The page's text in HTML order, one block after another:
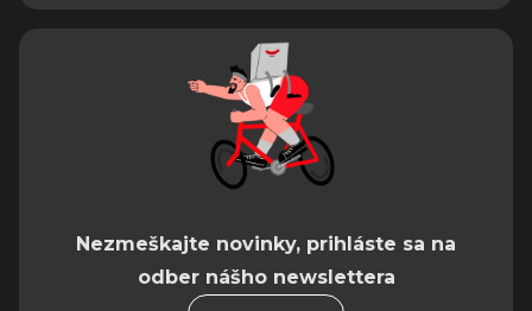
Nezmeškajte novinky, prihláste sa na
odber nášho newslettera